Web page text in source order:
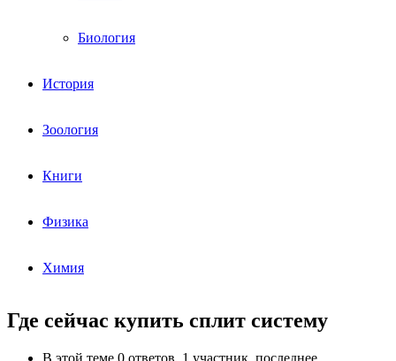
Биология
История
Зоология
Книги
Физика
Химия
Где сейчас купить сплит систему
В этой теме 0 ответов, 1 участник, последнее